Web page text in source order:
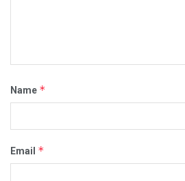
Name *
Email *